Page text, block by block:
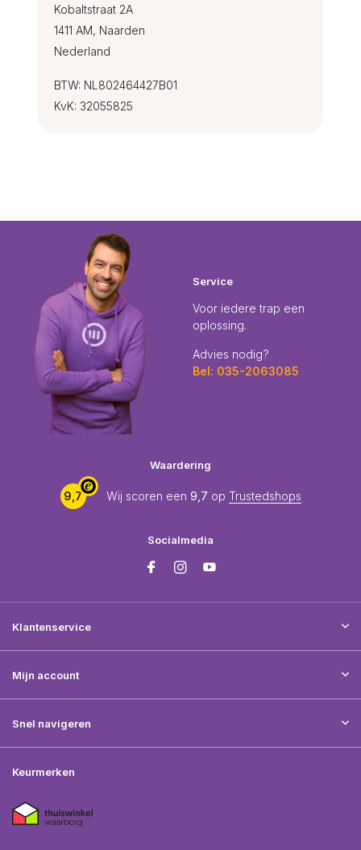
Kobaltstraat 2A
1411 AM, Naarden
Nederland
BTW: NL802464427B01
KvK: 32055825
Service
Voor iedere trap een
oplossing.
Advies nodig?
Bel: 035-2063085
Waardering
9,7 Wij scoren een 9,7 op Trustedshops
Socialmedia
Klantenservice
Mijn account
Snel navigeren
Keurmerken